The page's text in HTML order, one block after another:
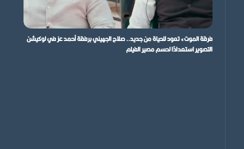
فرقة الموت» تعود للحياة من جديد.. صلاح الجهيني برفقة أحمد عز في لوكيشن
التصوير استعدادًا لحسم مصير الفيلم